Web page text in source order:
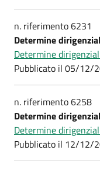
n. riferimento 6231
Determine
Determine
Pubblicato il 05/12/
n. riferimento 6258
Determine
Determine
Pubblicato il 12/12/